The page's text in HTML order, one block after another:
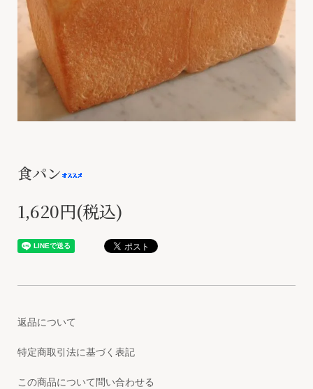
食パン
1,620円(税込)
返品について
特定商取引法に基づく表記
この商品について問い合わせる